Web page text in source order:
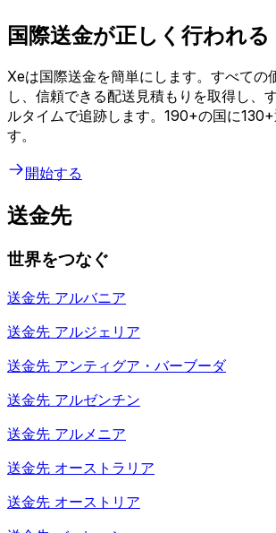
国際送金が正しく行われる
Xeは国際送金を簡単にします。すべての
し、信頼できる配送見積もりを取得し、
ルタイムで追跡します。190+の国に
す。
開始する
送金先
世界をつなぐ
送金先 アルバニア
送金先 アルジェリア
送金先 アンティグア・バーブーダ
送金先 アルゼンチン
送金先 アルメニア
送金先 オーストラリア
送金先 オーストリア